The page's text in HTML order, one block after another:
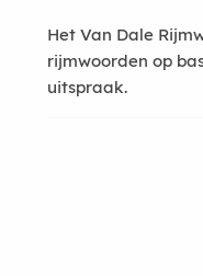
Het Van Dale
rijmwoorden op
uitspraak.